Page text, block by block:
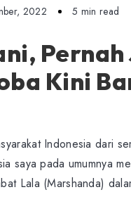
2022 5 min read
Pernah
Kini
Indonesia dari
saya pada umumnya
Lala (Marshanda)